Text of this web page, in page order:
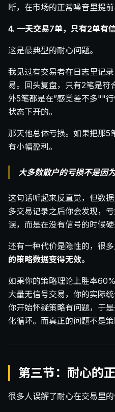
断，在市场的正常噪音里提前
4. 一天交易7单，只有2单有
这是最典型的耐心问题。
我见过有交易者在日志里记
易。回头复盘，只有2笔是符
外5笔都是在”感觉差不多""
状态下开的。
那天他总体亏损。如果把那5
有小幅盈利。
大多数散户的亏损不是因
这句话听起来反直觉，但数
多交易记录之后你会发现，
误，而是在没有信号的时候硬
还有一种代价是隐性的，很多
的策略数据变得无效。
如果你的策略理论上胜率
大量无信号交易，你的实际
你开始怀疑策略有问题，于
化循环。而真正的问题不是策
第三节：耐心的
很多人误解了耐心在交易里的